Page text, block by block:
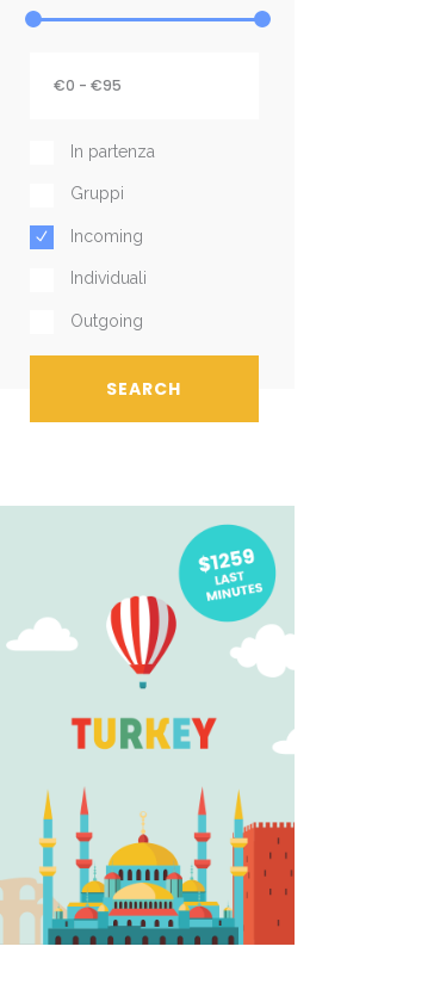
In partenza
Gruppi
Incoming
Individuali
Outgoing